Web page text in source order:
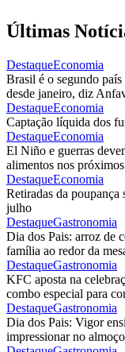
Últimas
DestaqueEconomia
Brasil é o segundo
desde janeiro, diz
DestaqueEconomia
Captação líquida dos
DestaqueEconomia
El Niño e guerras
alimentos nos próximos
DestaqueEconomia
Retiradas da
julho
DestaqueGastronomia
Dia dos Pais: arroz de
família ao redor da
DestaqueGastronomia
KFC aposta na
combo especial para
DestaqueGastronomia
Dia dos Pais: Vigor
impressionar no